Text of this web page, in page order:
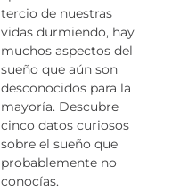
tercio de nuestras
vidas durmiendo, hay
muchos aspectos del
sueño que aún son
desconocidos para la
mayoría. Descubre
cinco datos curiosos
sobre el sueño que
probablemente no
conocías.